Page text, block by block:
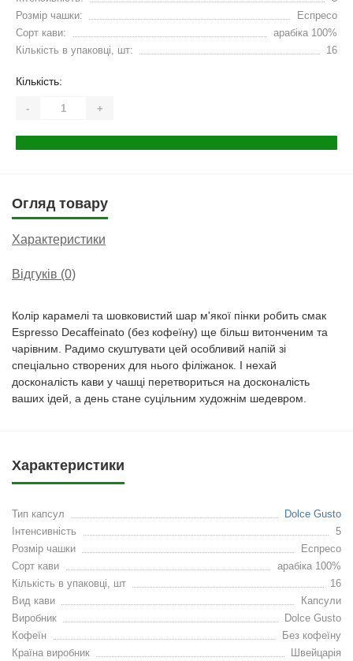
Розмір чашки:
Еспресо
Сорт кави:
арабіка 100%
Кількість в упаковці, шт:
16
Кількість:
- +
Огляд товару
Характеристики
Відгуків (0)
Колір карамелі та шовковистий шар м'якої пінки робить смак
Espresso Decaffeinato (без кофеїну) ще більш витонченим та
чарівним. Радимо скуштувати цей особливий напій зі
спеціально створених для нього філіжанок. І нехай
досконалість кави у чашці перетвориться на досконалість
ваших ідей, а день стане суцільним художнім шедевром.
Характеристики
Тип капсул
Dolce Gusto
Інтенсивність
5
Розмір чашки
Еспресо
Сорт кави
арабіка 100%
Кількість в упаковці, шт
16
Вид кави
Капсули
Виробник
Dolce Gusto
Кофеїн
Без кофеїну
Країна виробник
Швейцарія